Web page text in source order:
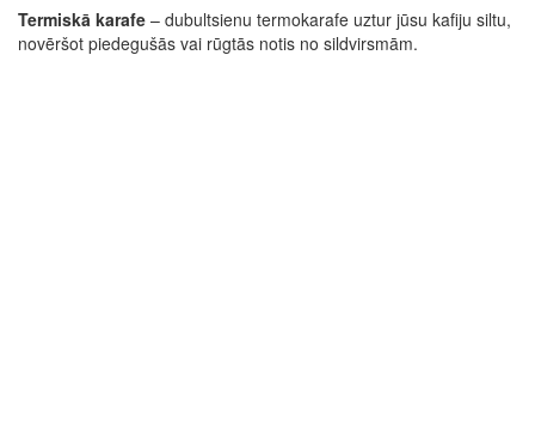
Termiskā karafe – dubultsienu termokarafe uztur jūsu kafiju siltu,
novēršot piedegušās vai rūgtās notis no sildvirsmām.